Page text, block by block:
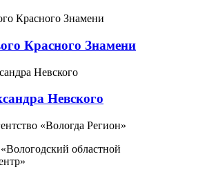
Красного Знамени
Невского
«Вологда Регион»
областной